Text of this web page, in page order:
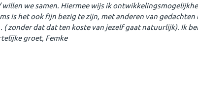
we samen. Hiermee wijs ik
is het ook fijn bezig te zijn, met anderen van gedachten
( zonder dat dat ten koste van jezelf gaat natuurlijk). Ik
groet, Femke